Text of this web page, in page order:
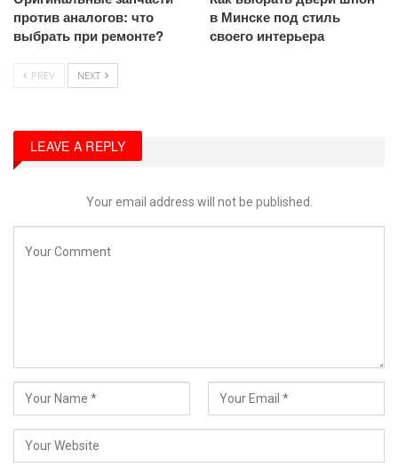
против аналогов: что
выбрать при ремонте?
в Минске под стиль
своего интерьера
PREV NEXT
LEAVE A REPLY
Your email address will not be published.